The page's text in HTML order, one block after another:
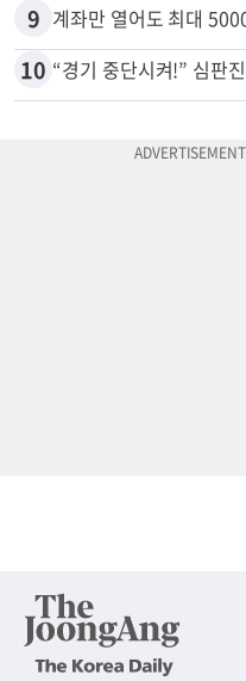
9 계좌만 열어도 최대
10